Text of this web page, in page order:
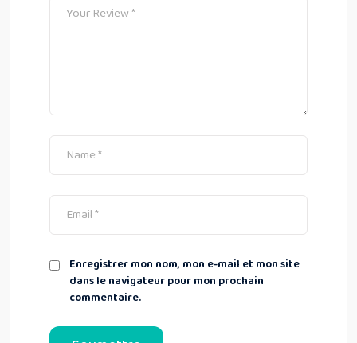
Enregistrer mon nom, mon e-mail et mon site
dans le navigateur pour mon prochain
commentaire.